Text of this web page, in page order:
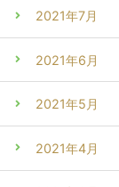
2021年7月
2021年6月
2021年5月
2021年4月